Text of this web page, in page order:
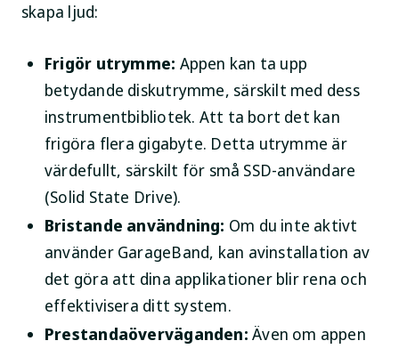
skapa ljud:
Frigör utrymme: Appen kan ta upp
betydande diskutrymme, särskilt med dess
instrumentbibliotek. Att ta bort det kan
frigöra flera gigabyte. Detta utrymme är
värdefullt, särskilt för små SSD-användare
(Solid State Drive).
Bristande användning: Om du inte aktivt
använder GarageBand, kan avinstallation av
det göra att dina applikationer blir rena och
effektivisera ditt system.
Prestandaöverväganden: Även om appen